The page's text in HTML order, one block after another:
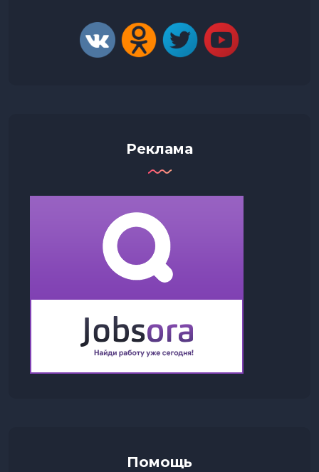
Реклама
Помощь